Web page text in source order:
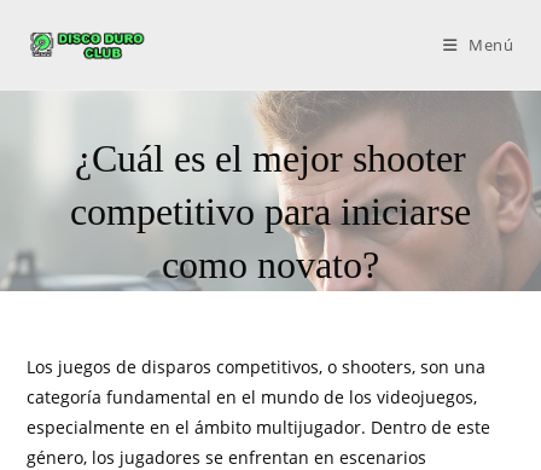
Menú
¿Cuál es el mejor shooter
competitivo para iniciarse
como novato?
Los juegos de disparos competitivos, o shooters, son una
categoría fundamental en el mundo de los videojuegos,
especialmente en el ámbito multijugador. Dentro de este
género, los jugadores se enfrentan en escenarios